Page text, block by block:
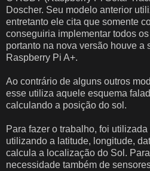
Doscher. Seu modelo anterior
entretanto ele cita que somente
conseguiria implementar todos
portanto na nova versão houve a
Raspberry Pi A+.
Ao contrário de alguns outros
esse utiliza aquele esquema
calculando a posição do sol.
Para fazer o trabalho, foi
utilizando a latitude, longitude,
calcula a localização do Sol.
necessidade também de